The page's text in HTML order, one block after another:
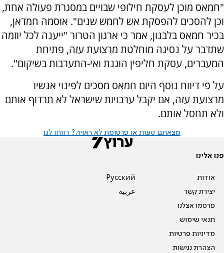
"חמאס מוכן לעסקת חילופי שבויים במסגרת פעולה אחת,
וכן להסכים להפסקת אש לחמש שנים". אוסמה חמדאן,
בכיר חמאס בלבנון, אמר כי ארגון הטרור "ייענה לכל יוזמה
שתדבר על נסיגה מוחלטת מרצועת עזה, פתיחת
המעברים, עסקת חליפין הוגנת ואי-התערבות בשיקום".
על פי דיווח נוסף היום חמאס מסכים לפינוי אנשיו
מרצועת עזה, אם יקבל ערבויות שישראל לא תרדוף אותם
ולא תחסל אותם.
מצאתם טעות או פרסומת לא ראויה? דווחו לנו
פנו אלינו
אודות
יצירת קשר
פרסמו אצלנו
תנאי שימוש
מדיניות פרטיות
הצהרת נגישות
Pусский
عربية